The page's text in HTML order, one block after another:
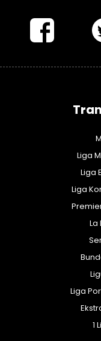
Liga
Liga
Liga
Liga
1